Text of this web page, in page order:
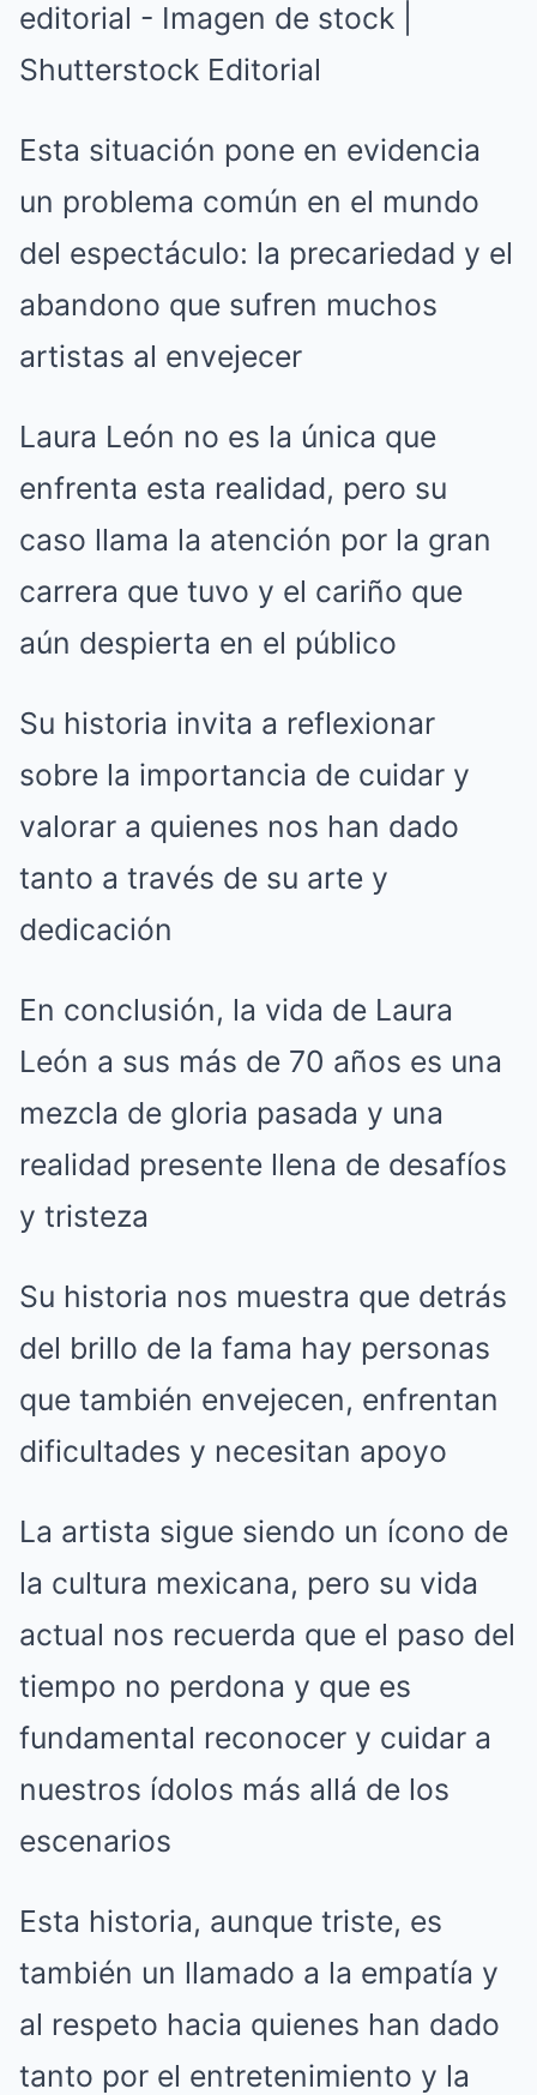
Esta situación pone en evidencia
un problema común en el mundo
del espectáculo: la precariedad y el
abandono que sufren muchos
artistas al envejecer
Laura León no es la única que
enfrenta esta realidad, pero su
caso llama la atención por la gran
carrera que tuvo y el cariño que
aún despierta en el público
Su historia invita a reflexionar
sobre la importancia de cuidar y
valorar a quienes nos han dado
tanto a través de su arte y
dedicación
En conclusión, la vida de Laura
León a sus más de 70 años es una
mezcla de gloria pasada y una
realidad presente llena de desafíos
y tristeza
Su historia nos muestra que detrás
del brillo de la fama hay personas
que también envejecen, enfrentan
dificultades y necesitan apoyo
La artista sigue siendo un ícono de
la cultura mexicana, pero su vida
actual nos recuerda que el paso del
tiempo no perdona y que es
fundamental reconocer y cuidar a
nuestros ídolos más allá de los
escenarios
Esta historia, aunque triste, es
también un llamado a la empatía y
al respeto hacia quienes han dado
tanto por el entretenimiento y la